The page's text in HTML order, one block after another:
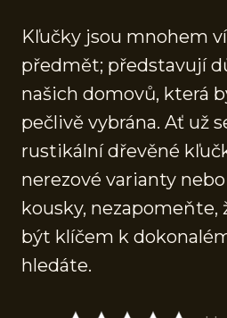
Kľučky jsou mnohem
předmět; představují
našich domovů, která
pečlivě vybrána. Ať už
rustikální dřevěné
nerezové varianty
kousky, nezapomeňte,
být klíčem k
hledáte.